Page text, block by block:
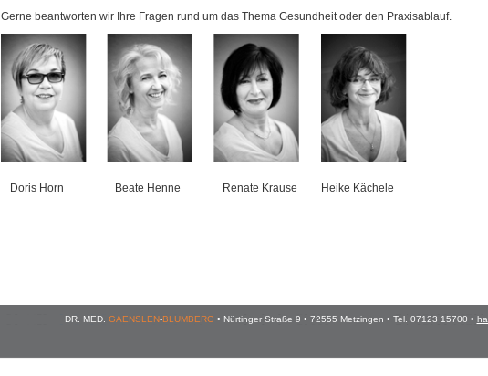
Gerne beantworten wir Ihre Fragen rund um das Thema Gesundheit oder den Praxisablauf.
Doris Horn Beate Henne Renate Krause Heike Kächele
DR. MED. GAENSLEN-BLUMBERG • Nürtinger Straße 9 • 72555 Metzingen • Tel. 07123 15700 •